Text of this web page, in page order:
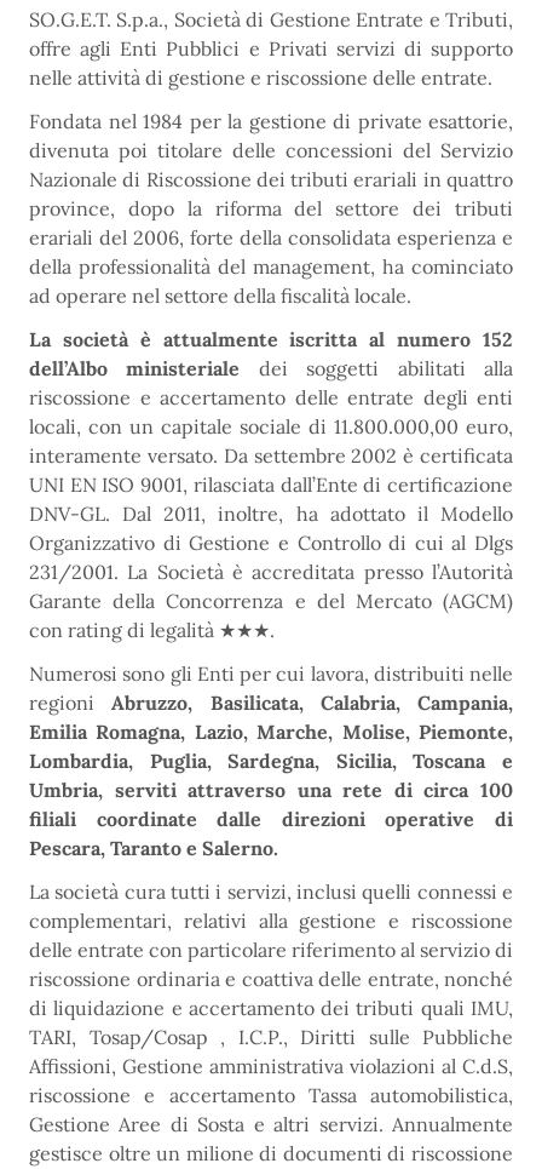
SO.G.E.T. S.p.a., Società di Gestione Entrate e Tributi,
offre agli Enti Pubblici e Privati servizi di supporto
nelle attività di gestione e riscossione delle entrate.
Fondata nel 1984 per la gestione di private esattorie,
divenuta poi titolare delle concessioni del Servizio
Nazionale di Riscossione dei tributi erariali in quattro
province, dopo la riforma del settore dei tributi
erariali del 2006, forte della consolidata esperienza e
della professionalità del management, ha cominciato
ad operare nel settore della fiscalità locale.
La società è attualmente iscritta al numero 152
dell’Albo ministeriale dei soggetti abilitati alla
riscossione e accertamento delle entrate degli enti
locali, con un capitale sociale di 11.800.000,00 euro,
interamente versato. Da settembre 2002 è certificata
UNI EN ISO 9001, rilasciata dall’Ente di certificazione
DNV-GL. Dal 2011, inoltre, ha adottato il Modello
Organizzativo di Gestione e Controllo di cui al Dlgs
231/2001. La Società è accreditata presso l’Autorità
Garante della Concorrenza e del Mercato (AGCM)
con rating di legalità ★★★.
Numerosi sono gli Enti per cui lavora, distribuiti nelle
regioniAbruzzo, Basilicata, Calabria, Campania,
Emilia Romagna, Lazio, Marche, Molise, Piemonte,
Lombardia, Puglia, Sardegna, Sicilia, Toscana e
Umbria, serviti attraverso una rete di circa 100
filiali coordinate dalle direzioni operative di
Pescara, Taranto e Salerno.
La società cura tutti i servizi, inclusi quelli connessi e
complementari, relativi alla gestione e riscossione
delle entrate con particolare riferimento al servizio di
riscossione ordinaria e coattiva delle entrate, nonché
di liquidazione e accertamento dei tributi quali IMU,
TARI, Tosap/Cosap , I.C.P., Diritti sulle Pubbliche
Affissioni, Gestione amministrativa violazioni al C.d.S,
riscossione e accertamento Tassa automobilistica,
Gestione Aree di Sosta e altri servizi. Annualmente
gestisce oltre un milione di documenti di riscossione